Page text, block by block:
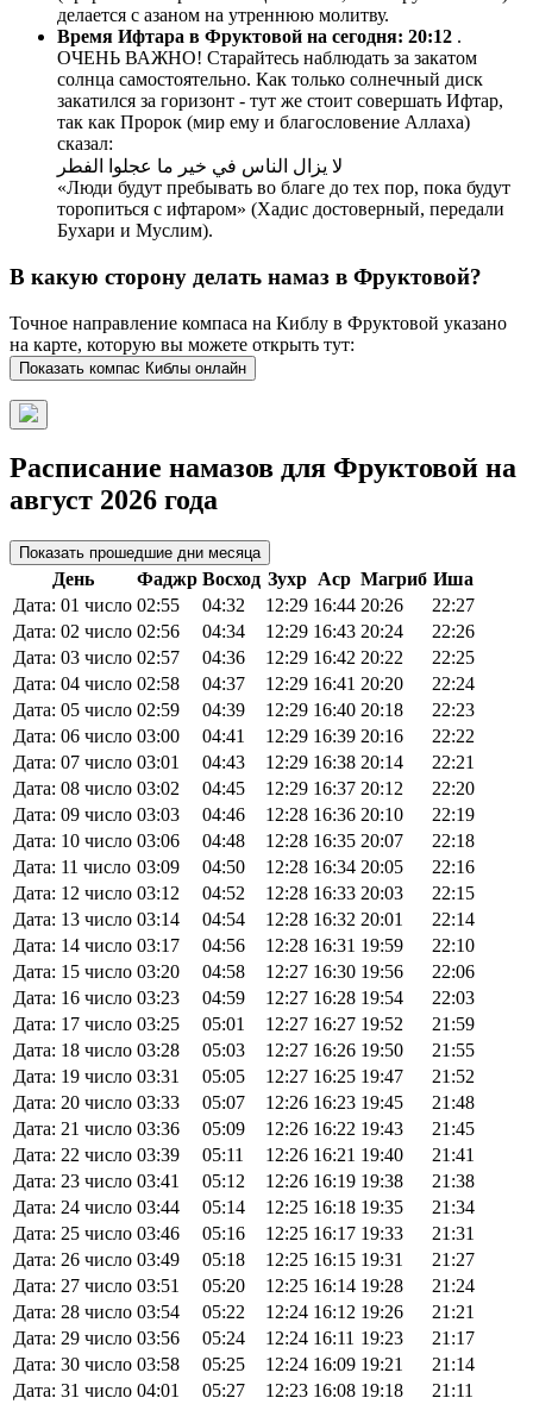
делается с азаном на утреннюю молитву.
Время Ифтара в Фруктовой на сегодня: 20:12 .
ОЧЕНЬ ВАЖНО! Старайтесь наблюдать за закатом
солнца самостоятельно. Как только солнечный диск
закатился за горизонт - тут же стоит совершать Ифтар,
так как Пророк (мир ему и благословение Аллаха)
сказал:
لا يزال الناس في خير ما عجلوا الفطر
«Люди будут пребывать во благе до тех пор, пока будут
торопиться с ифтаром» (Хадис достоверный, передали
Бухари и Муслим).
В какую сторону делать намаз в Фруктовой?
Точное направление компаса на Киблу в Фруктовой указано
на карте, которую вы можете открыть тут:
Показать компас Киблы онлайн
Расписание намазов для Фруктовой на
август 2026 года
Показать прошедшие дни месяца
День Фаджр Восход Зухр Аср Магриб Иша
Дата: 01 число 02:55 04:32 12:29 16:44 20:26
22:27
Дата: 02 число 02:56 04:34 12:29 16:43 20:24
22:26
Дата: 03 число 02:57 04:36 12:29 16:42 20:22
22:25
Дата: 04 число 02:58 04:37 12:29 16:41 20:20
22:24
Дата: 05 число 02:59 04:39 12:29 16:40 20:18
22:23
Дата: 06 число 03:00 04:41 12:29 16:39 20:16
22:22
Дата: 07 число 03:01 04:43 12:29 16:38 20:14
22:21
Дата: 08 число 03:02 04:45 12:29 16:37 20:12
22:20
Дата: 09 число 03:03 04:46 12:28 16:36 20:10
22:19
Дата: 10 число 03:06 04:48 12:28 16:35 20:07
22:18
Дата: 11 число 03:09 04:50 12:28 16:34 20:05
22:16
Дата: 12 число 03:12 04:52 12:28 16:33 20:03
22:15
Дата: 13 число 03:14 04:54 12:28 16:32 20:01
22:14
Дата: 14 число 03:17 04:56 12:28 16:31 19:59
22:10
Дата: 15 число 03:20 04:58 12:27 16:30 19:56
22:06
Дата: 16 число 03:23 04:59 12:27 16:28 19:54
22:03
Дата: 17 число 03:25 05:01 12:27 16:27 19:52
21:59
Дата: 18 число 03:28 05:03 12:27 16:26 19:50
21:55
Дата: 19 число 03:31 05:05 12:27 16:25 19:47
21:52
Дата: 20 число 03:33 05:07 12:26 16:23 19:45
21:48
Дата: 21 число 03:36 05:09 12:26 16:22 19:43
21:45
Дата: 22 число 03:39 05:11 12:26 16:21 19:40
21:41
Дата: 23 число 03:41 05:12 12:26 16:19 19:38
21:38
Дата: 24 число 03:44 05:14 12:25 16:18 19:35
21:34
Дата: 25 число 03:46 05:16 12:25 16:17 19:33
21:31
Дата: 26 число 03:49 05:18 12:25 16:15 19:31
21:27
Дата: 27 число 03:51 05:20 12:25 16:14 19:28
21:24
Дата: 28 число 03:54 05:22 12:24 16:12 19:26
21:21
Дата: 29 число 03:56 05:24 12:24 16:11 19:23
21:17
Дата: 30 число 03:58 05:25 12:24 16:09 19:21
21:14
Дата: 31 число 04:01 05:27 12:23 16:08 19:18
21:11